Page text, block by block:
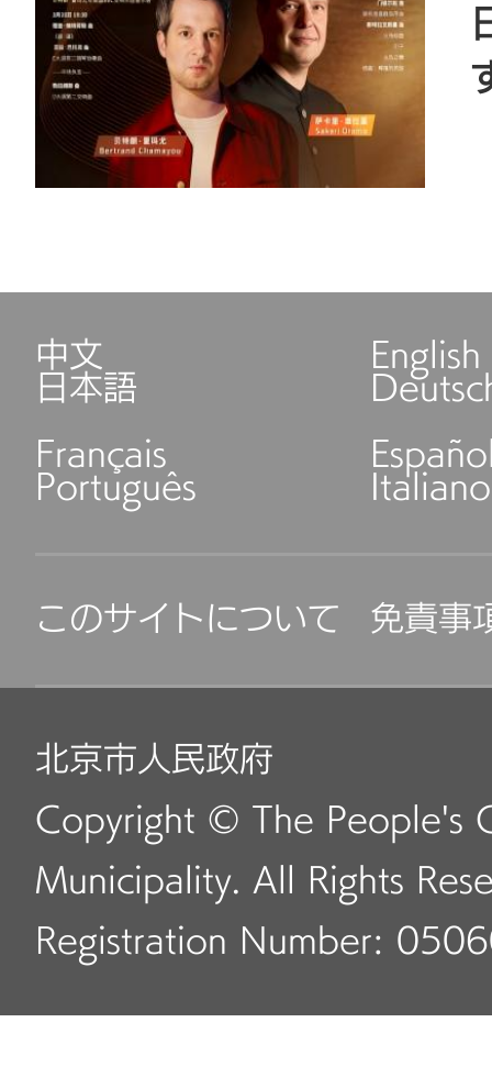
中文 English
日本語
Français
Português Italiano
このサイトについて 免責事
北京市人民政府
Copyright © The People's
Municipality. All Rights
Registration Number: